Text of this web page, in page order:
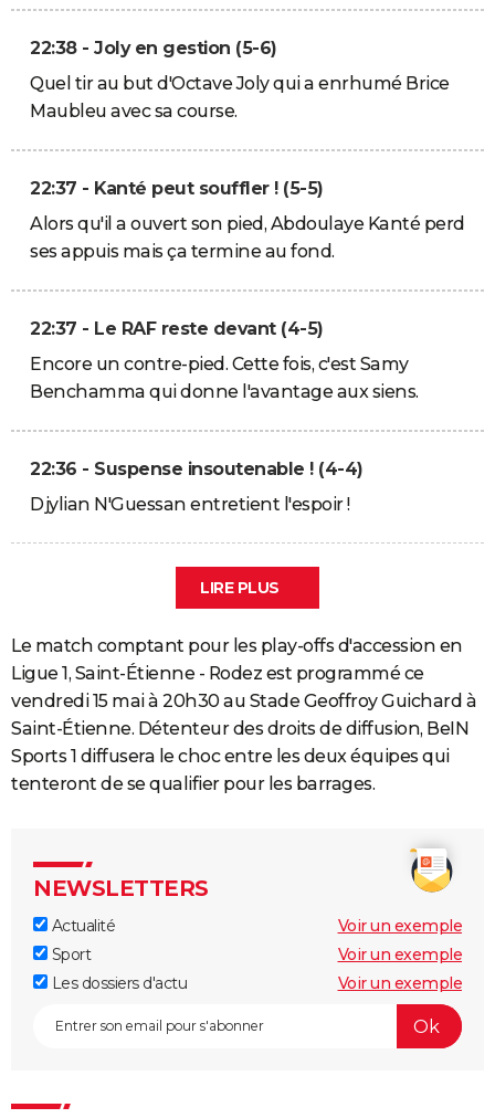
22:38 - Joly en gestion (5-6)
Quel tir au but d'Octave Joly qui a enrhumé Brice
Maubleu avec sa course.
22:37 - Kanté peut souffler ! (5-5)
Alors qu'il a ouvert son pied, Abdoulaye Kanté perd
ses appuis mais ça termine au fond.
22:37 - Le RAF reste devant (4-5)
Encore un contre-pied. Cette fois, c'est Samy
Benchamma qui donne l'avantage aux siens.
22:36 - Suspense insoutenable ! (4-4)
Djylian N'Guessan entretient l'espoir !
LIRE PLUS
Le match comptant pour les play-offs d'accession en
Ligue 1, Saint-Étienne - Rodez est programmé ce
vendredi 15 mai à 20h30 au Stade Geoffroy Guichard à
Saint-Étienne. Détenteur des droits de diffusion, BeIN
Sports 1 diffusera le choc entre les deux équipes qui
tenteront de se qualifier pour les barrages.
NEWSLETTERS
Actualité
Voir un exemple
Sport
Voir un exemple
Les dossiers d'actu
Voir un exemple